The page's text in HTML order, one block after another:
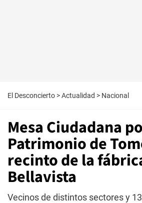
El Desconcierto >Actualidad > Nacional
Mesa Ciudadana
Patrimonio de
recinto de la
Bellavista
Vecinos de distintos sectores y